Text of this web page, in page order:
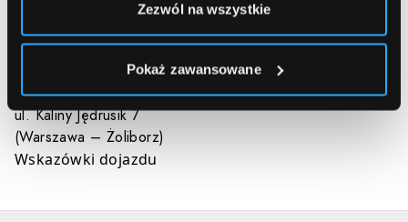
Zezwól na wszystkie
Pokaż zawansowane
(Warszawa –
Śródmieście)
al. KEN 54 (Warszawa –
Ursynów)
ul. Kaliny Jędrusik 7
(Warszawa – Żoliborz)
Wskazówki dojazdu
KRAKÓW
ul. Fabryczna 1